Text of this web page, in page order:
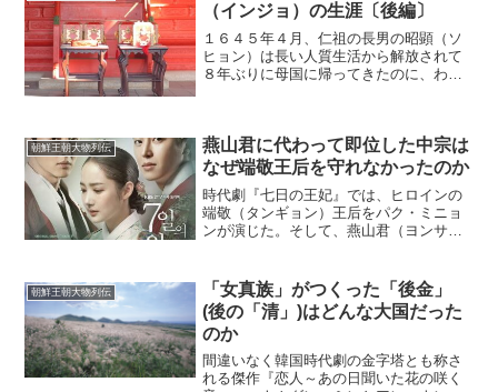
（インジョ）の生涯〔後編〕
１６４５年４月、仁祖の長男の昭顕（ソ
ヒョン）は長い人質生活から解放されて
８年ぶりに母国に帰ってきたのに、わず
であった姜（カン）氏が一...
朝鮮王朝大物列伝
燕山君に代わって即位した中宗は
なぜ端敬王后を守れなかったのか
時代劇『七日の王妃』では、ヒロインの
端敬（タンギョン）王后をパク・ミニョ
ンが演じた。そして、燕山君（ヨンサン
人の関係性を史実で紹介しよう。名君と
称された9代王・成宗...
朝鮮王朝大物列伝
「女真族」がつくった「後金」
(後の「清」)はどんな大国だった
のか
間違いなく韓国時代劇の金字塔とも称さ
れる傑作『恋人～あの日聞いた花の咲く